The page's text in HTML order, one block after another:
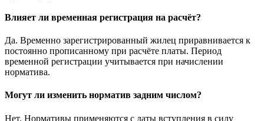
Влияет ли временная регистрация на расчёт?
Да. Временно зарегистрированный жилец приравнивается к
постоянно прописанному при расчёте платы. Период
временной регистрации учитывается при начислении
норматива.
Могут ли изменить норматив задним числом?
Нет. Нормативы применяются с даты вступления в силу